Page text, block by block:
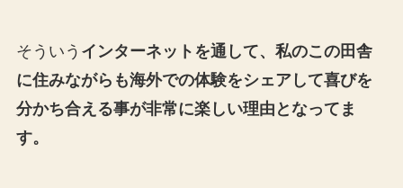
そういう インターネットを通して、私のこの田舎
に住みながらも海外での体験をシェアして喜びを
分かち合える事が非常に楽しい理由となってま
す。